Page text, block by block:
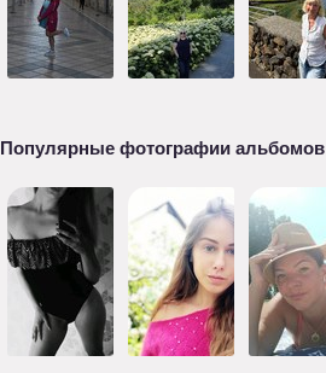
Популярные фотографии альбомов